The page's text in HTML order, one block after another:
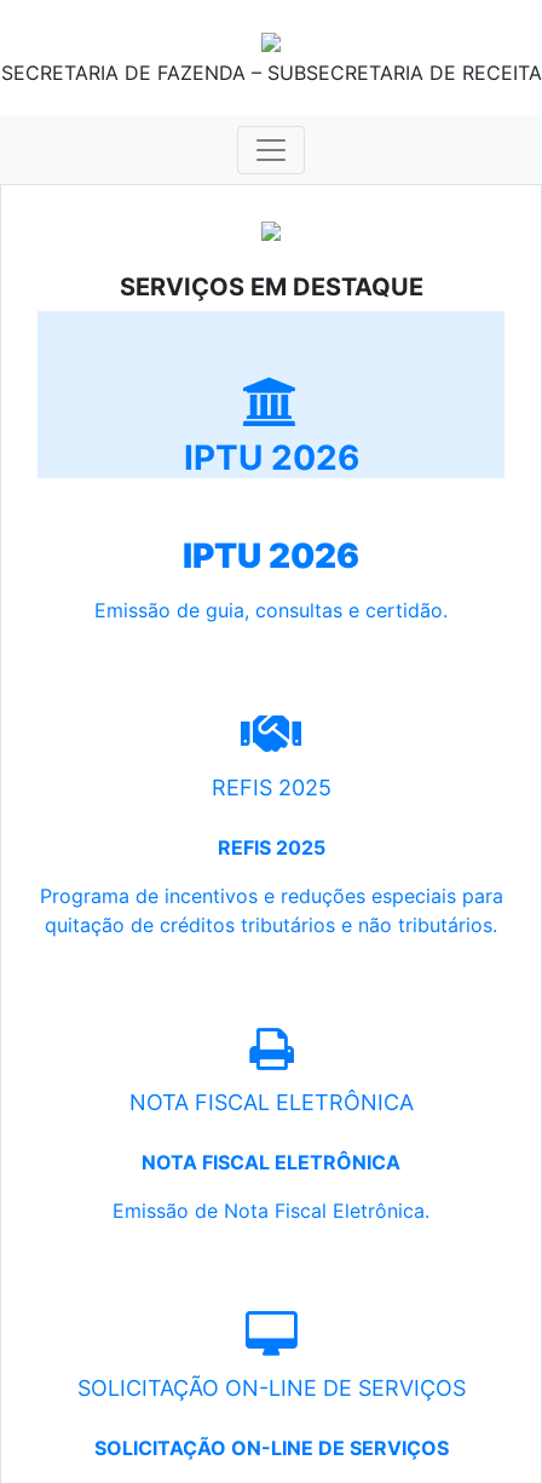
SECRETARIA DE FAZENDA – SUBSECRETARIA DE RECEITA
SERVIÇOS EM DESTAQUE
IPTU 2026
IPTU 2026
Emissão de guia, consultas e certidão.
REFIS 2025
REFIS 2025
Programa de incentivos e reduções especiais para
quitação de créditos tributários e não tributários.
NOTA FISCAL ELETRÔNICA
NOTA FISCAL ELETRÔNICA
Emissão de Nota Fiscal Eletrônica.
SOLICITAÇÃO ON-LINE DE SERVIÇOS
SOLICITAÇÃO ON-LINE DE SERVIÇOS